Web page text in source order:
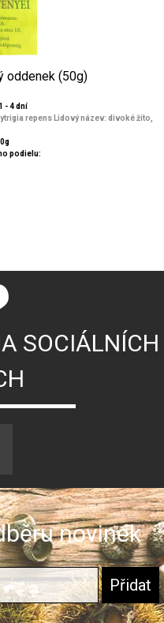
oddenek (50g)
- 4 dní
repens Lidový název: divoké žito,
podielu:
SOCIÁLNÍCH
novinek